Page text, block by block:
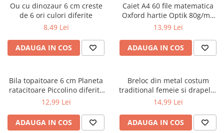
Materiale educaționale
Benzi desenate
Hobby și activități pentru copii
Educație și carte școlară
Culegeri și materiale auxiliare
Caiete de vacanță
Bibliografie școlară
Bibliografie didactică
Ou cu dinozaur 6 cm creste
de 6 ori culori diferite
8,49 Lei
ADAUGA IN COS
Caiet A4 60 file matematica
Oxford hartie Optik 80g/mp
motiv Touch Pastel
13,99 Lei
ADAUGA IN COS
Bila topaitoare 6 cm Planeta
ratacitoare Piccolino diferite
modele
12,99 Lei
ADAUGA IN COS
Breloc din metal costum
traditional femeie si drapelul
Romaniei 9 cm
14,99 Lei
ADAUGA IN COS